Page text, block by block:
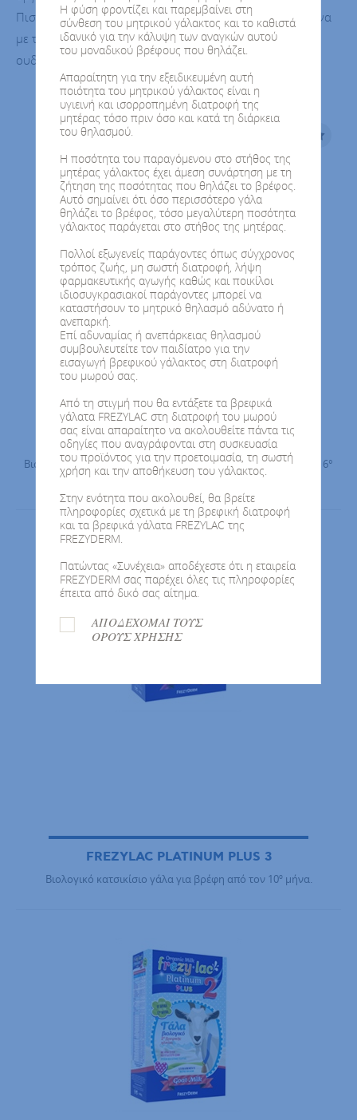
Η φύση φροντίζει και παρεμβαίνει στη
σύνθεση του μητρικού γάλακτος και το καθιστά
ιδανικό για την κάλυψη των αναγκών αυτού
του μοναδικού βρέφους που θηλάζει.
Απαραίτητη για την εξειδικευμένη αυτή
ποιότητα του μητρικού γάλακτος είναι η
υγιεινή και ισορροπημένη διατροφή της
μητέρας τόσο πριν όσο και κατά τη διάρκεια
του θηλασμού.
Η ποσότητα του παραγόμενου στο στήθος της
μητέρας γάλακτος έχει άμεση συνάρτηση με τη
ζήτηση της ποσότητας που θηλάζει το βρέφος.
Αυτό σημαίνει ότι όσο περισσότερο γάλα
θηλάζει το βρέφος, τόσο μεγαλύτερη ποσότητα
γάλακτος παράγεται στο στήθος της μητέρας.
Πολλοί εξωγενείς παράγοντες όπως σύγχρονος
τρόπος ζωής, μη σωστή διατροφή, λήψη
φαρμακευτικής αγωγής καθώς και ποικίλοι
ιδιοσυγκρασιακοί παράγοντες μπορεί να
καταστήσουν το μητρικό θηλασμό αδύνατο ή
ανεπαρκή.
Επί αδυναμίας ή ανεπάρκειας θηλασμού
συμβουλευτείτε τον παιδίατρο για την
εισαγωγή βρεφικού γάλακτος στη διατροφή
του μωρού σας.
Από τη στιγμή που θα εντάξετε τα βρεφικά
γάλατα FREZYLAC στη διατροφή του μωρού
σας είναι απαραίτητο να ακολουθείτε πάντα τις
οδηγίες που αναγράφονται στη συσκευασία
του προϊόντος για την προετοιμασία, τη σωστή
χρήση και την αποθήκευση του γάλακτος.
Στην ενότητα που ακολουθεί, θα βρείτε
πληροφορίες σχετικά με τη βρεφική διατροφή
και τα βρεφικά γάλατα FREZYLAC της
FREZYDERM.
Πατώντας «Συνέχεια» αποδέχεστε ότι η εταιρεία
FREZYDERM σας παρέχει όλες τις πληροφορίες
έπειτα από δικό σας αίτημα.
ΑΠΟΔΕΧΟΜΑΙ ΤΟΥΣ
ΟΡΟΥΣ ΧΡΗΣΗΣ
Πιστοποίησης Προϊόντων Βιολογικής Γεωργίας, σύμφωνα
με την Ευρωπαϊκή Νομοθεσία). Έχουν ήπια γεύση και
ουδέτερη οσμή.
FREZYLAC PLATINUM PLUS 1
Βιολογικό κατσικίσιο γάλα για βρέφη από τη γέννηση έως τον 6°
μήνα.
FREZYLAC PLATINUM PLUS 3
Βιολογικό κατσικίσιο γάλα για βρέφη από τον 10º μήνα.